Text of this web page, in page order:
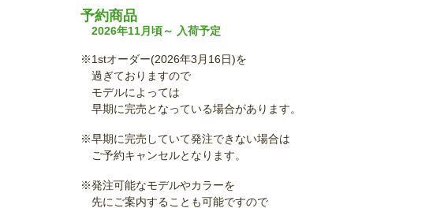
予約商品
2026年11月頃～ 入荷予定
※1stオーダー(2026年3月16日)を
過ぎておりますので
モデルによっては
早期に完売となっている場合があります。
※早期に完売していて発注できない場合は
ご予約キャンセルとなります。
※発注可能なモデルやカラーを
先にご案内することも可能ですので